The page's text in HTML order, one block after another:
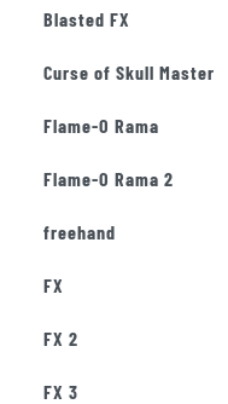
Blasted FX
Curse of Skull Master
Flame-O Rama
Flame-O Rama 2
freehand
FX
FX 2
FX 3